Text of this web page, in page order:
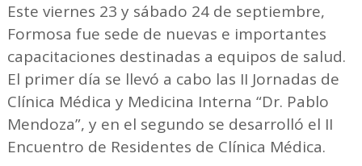
Este viernes 23 y sábado 24 de septiembre,
Formosa fue sede de nuevas e importantes
capacitaciones destinadas a equipos de salud.
El primer día se llevó a cabo las II Jornadas de
Clínica Médica y Medicina Interna “Dr. Pablo
Mendoza”, y en el segundo se desarrolló el II
Encuentro de Residentes de Clínica Médica.